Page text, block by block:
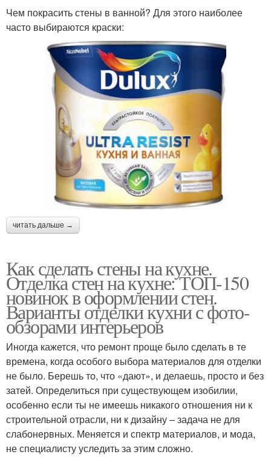
Чем покрасить стены в ванной? Для этого наиболее
часто выбираются краски:
читать дальше →
Как сделать стены на кухне.
Отделка стен на кухне: ТОП-150
новинок в оформлении стен.
Варианты отделки кухни с фото-
обзорами интерьеров
Иногда кажется, что ремонт проще было сделать в те
времена, когда особого выбора материалов для отделки
не было. Берешь то, что «дают», и делаешь, просто и без
затей. Определиться при существующем изобилии,
особенно если ты не имеешь никакого отношения ни к
строительной отрасли, ни к дизайну – задача не для
слабонервных. Меняется и спектр материалов, и мода,
не специалисту уследить за этим сложно.